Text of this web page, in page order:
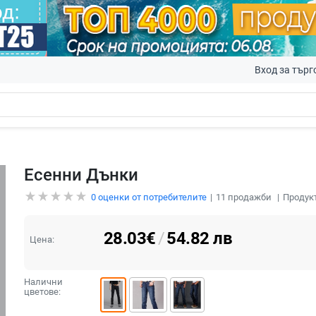
Вход за
Есенни Дънки
0оценки от потребителите 11 продажби
Цена: 28.03€/54.82 лв
Налични
цветове: